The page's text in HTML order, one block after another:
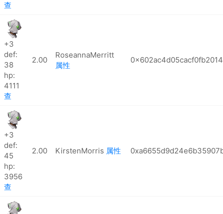
查
+3
def:
38
hp:
4111
查
2.00
RoseannaMerritt
属性
+3
def:
45
hp:
3956
查
2.00 KirstenMorris 属性